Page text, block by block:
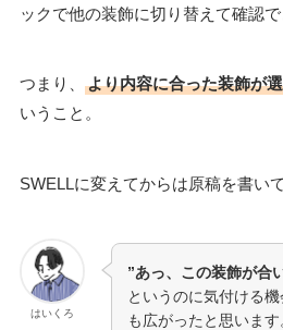
ックで他の装飾に切り替えて確認で
つまり、 より内容に合った装飾が
いうこと。
SWELLに変えてからは原稿を書い
はいくろ
”あっ、この装飾が合
というのに気付ける
も広がったと思います